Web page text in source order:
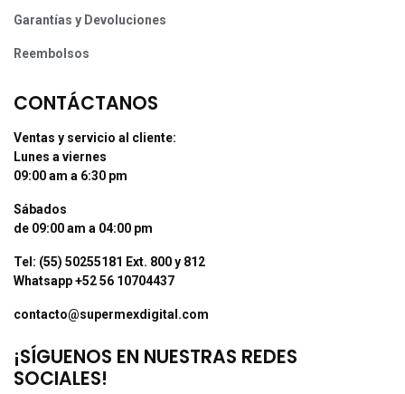
Garantías y Devoluciones
Reembolsos
CONTÁCTANOS
Ventas y servicio al cliente:
Lunes a viernes
09:00 am a 6:30 pm
Sábados
de 09:00 am a 04:00 pm
Tel: (55) 50255181 Ext. 800 y 812
Whatsapp +52 56 10704437
contacto@supermexdigital.com
¡SÍGUENOS EN NUESTRAS REDES
SOCIALES!